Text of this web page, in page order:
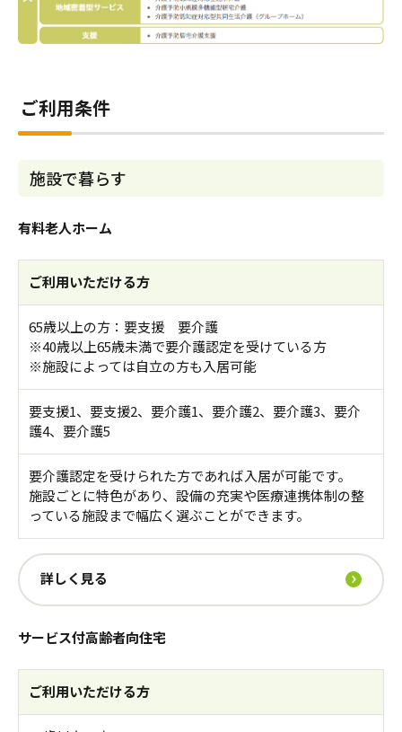
ご利用条件
施設で暮らす
有料老人ホーム
ご利用いただける方
65歳以上の方：要支援 要介護
※40歳以上65歳未満で要介護認定を受けている方
※施設によっては自立の方も入居可能
要支援1、要支援2、要介護1、要介護2、要介護3、要介
護4、要介護5
要介護認定を受けられた方であれば入居が可能です。
施設ごとに特色があり、設備の充実や医療連携体制の整
っている施設まで幅広く選ぶことができます。
詳しく見る
サービス付高齢者向住宅
ご利用いただける方